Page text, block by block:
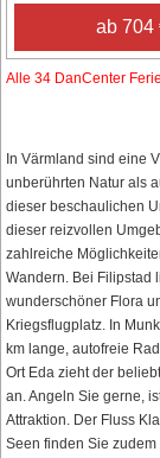
ab 704
Alle 34 DanCenter
In Värmland sind eine
unberührten Natur als
dieser beschaulichen
dieser reizvollen
zahlreiche
Wandern. Bei Filipstad
wunderschöner Flora
Kriegsflugplatz. In
km lange, autofreie
Ort Eda zieht der
an. Angeln Sie gerne,
Attraktion. Der Fluss
Seen finden Sie